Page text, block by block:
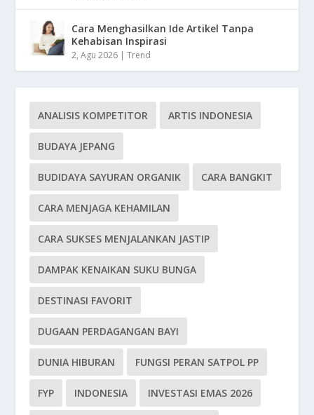
Cara Menghasilkan Ide Artikel Tanpa
Kehabisan Inspirasi
2, Agu 2026 |Trend
ANALISIS KOMPETITOR ARTIS INDONESIA
BUDAYA JEPANG
BUDIDAYA SAYURAN ORGANIK CARA BANGKIT
CARA MENJAGA KEHAMILAN
CARA SUKSES MENJALANKAN JASTIP
DAMPAK KENAIKAN SUKU BUNGA
DESTINASI FAVORIT
DUGAAN PERDAGANGAN BAYI
DUNIA HIBURAN FUNGSI PERAN SATPOL PP
FYP INDONESIA INVESTASI EMAS 2026